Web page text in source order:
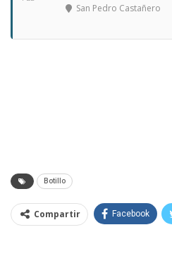
San Pedro Castañero
Botillo
Compartir Facebook